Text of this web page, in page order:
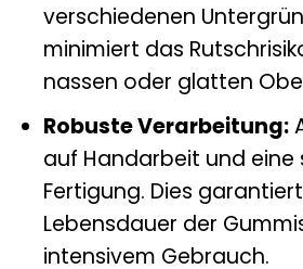
verschiedenen
minimiert das
nassen oder glatten
Robuste Verarbeitung:
auf Handarbeit und
Fertigung. Dies
Lebensdauer der
intensivem Gebrauch.